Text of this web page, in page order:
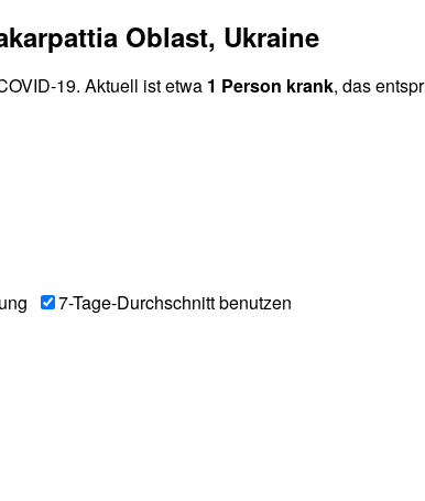
Oblast, Ukraine
19. Aktuell ist etwa 1 Person krank, das
7-Tage-Durchschnitt benutzen